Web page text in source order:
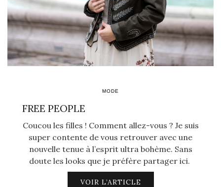
MODE
FREE PEOPLE
Coucou les filles ! Comment allez-vous ? Je suis
super contente de vous retrouver avec une
nouvelle tenue à l’esprit ultra bohème. Sans
doute les looks que je préfère partager ici.
VOIR L’ARTICLE